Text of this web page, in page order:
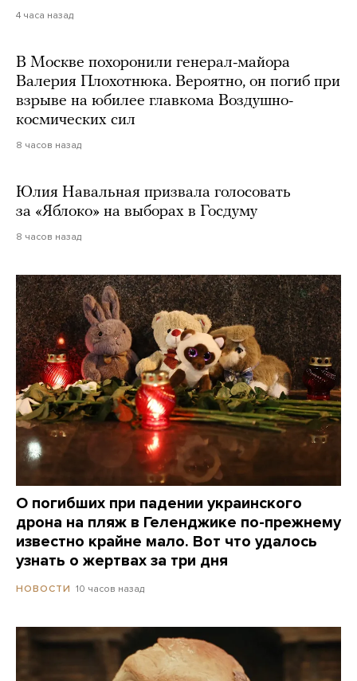
4 часа назад
В Москве похоронили генерал-майора
Валерия Плохотнюка. Вероятно, он погиб при
взрыве на юбилее главкома Воздушно-
космических сил
8 часов назад
Юлия Навальная призвала голосовать
за «Яблоко» на выборах в Госдуму
8 часов назад
О погибших при падении украинского
дрона на пляж в Геленджике по-прежнему
известно крайне мало. Вот что удалось
узнать о жертвах за три дня
НОВОСТИ 10 часов назад